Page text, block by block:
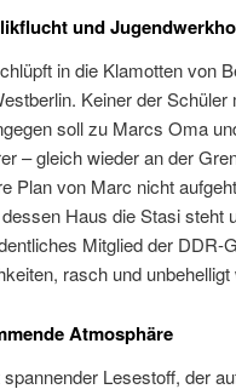
und
in die Klamotten von
Keiner der
soll zu Marcs Oma
– gleich wieder an der
Plan von Marc nicht
Haus die Stasi steht
Mitglied der DDR-
rasch und
Atmosphäre
Lesestoff, der